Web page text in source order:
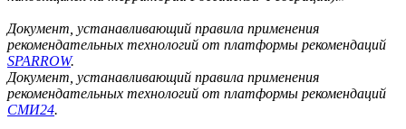
Документ, устанавливающий правила применения
рекомендательных технологий от платформы рекомендаций
SPARROW.
Документ, устанавливающий правила применения
рекомендательных технологий от платформы рекомендаций
СМИ24.